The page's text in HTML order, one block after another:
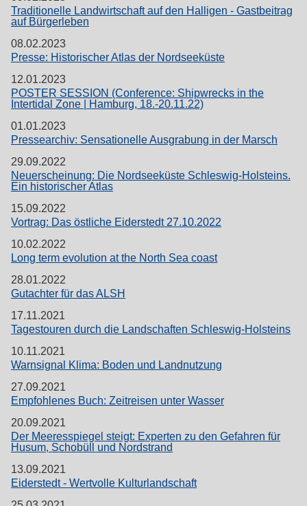
Traditionelle Landwirtschaft auf den Halligen - Gastbeitrag
auf Bürgerleben
08.02.2023
Presse: Historischer Atlas der Nordseeküste
12.01.2023
POSTER SESSION (Conference: Shipwrecks in the
Intertidal Zone | Hamburg, 18.-20.11.22)
01.01.2023
Pressearchiv: Sensationelle Ausgrabung in der Marsch
29.09.2022
Neuerscheinung: Die Nordseeküste Schleswig-Holsteins.
Ein historischer Atlas
15.09.2022
Vortrag: Das östliche Eiderstedt 27.10.2022
10.02.2022
Long term evolution at the North Sea coast
28.01.2022
Gutachter für das ALSH
17.11.2021
Tagestouren durch die Landschaften Schleswig-Holsteins
10.11.2021
Warnsignal Klima: Boden und Landnutzung
27.09.2021
Empfohlenes Buch: Zeitreisen unter Wasser
20.09.2021
Der Meeresspiegel steigt: Experten zu den Gefahren für
Husum, Schobüll und Nordstrand
13.09.2021
Eiderstedt - Wertvolle Kulturlandschaft